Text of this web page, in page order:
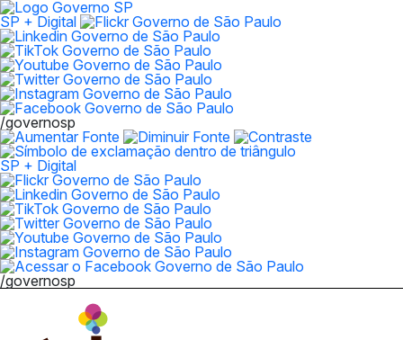
SP + Digital
/governosp
SP + Digital
/governosp